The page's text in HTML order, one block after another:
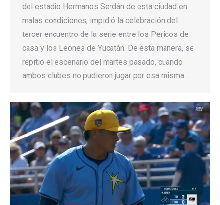
del estadio Hermanos Serdán de esta ciudad en
malas condiciones, impidió la celebración del
tercer encuentro de la serie entre los Pericos de
casa y los Leones de Yucatán. De esta manera, se
repitió el escenario del martes pasado, cuando
ambos clubes no pudieron jugar por esa misma…